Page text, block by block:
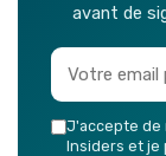
avant de
J'accepte de
Insiders et je